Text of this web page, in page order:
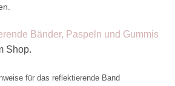
Bänder, Paspeln und Gummis
Shop.
für das reflektierende Band